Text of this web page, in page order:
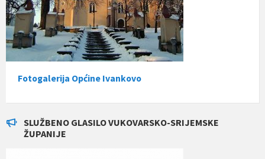
Fotogalerija Općine Ivankovo
SLUŽBENO GLASILO VUKOVARSKO-SRIJEMSKE
ŽUPANIJE